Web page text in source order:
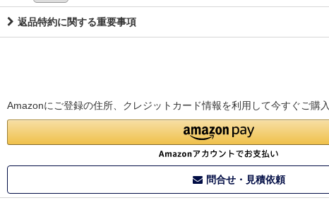
返品特約に関する重要事項
Amazonにご登録の住所、クレジットカード情報を利用して今すぐご購入
問合せ・見積依頼